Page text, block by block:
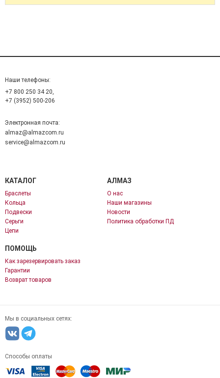
Наши телефоны:
+7 800 250 34 20,
+7 (3952) 500-206
Электронная почта:
almaz@almazcom.ru
service@almazcom.ru
КАТАЛОГ
Браслеты
Кольца
Подвески
Серьги
Цепи
АЛМАЗ
О нас
Наши магазины
Новости
Политика обработки ПД
ПОМОЩЬ
Как зарезервировать заказ
Гарантии
Возврат товаров
Мы в социальных сетях:
Способы оплаты